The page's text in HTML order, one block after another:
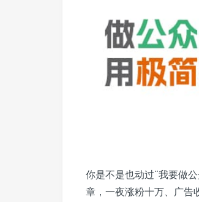
你是不是也动过“我要做
章，一夜涨粉十万、广告